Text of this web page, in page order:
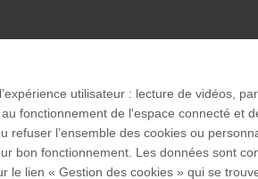
utilisateur : lecture de vidéos,
fonctionnement de l'espace connecté et
l’ensemble des cookies ou
bon fonctionnement. Les données sont
le lien « Gestion des cookies » qui se